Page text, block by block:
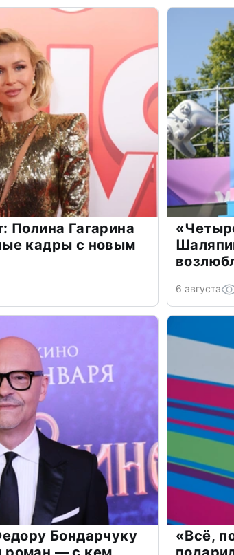
Полина Гагарина
кадры с новым
6 августа
Бондарчуку
«Всё,